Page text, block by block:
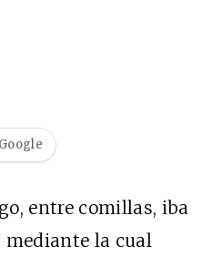
entre comillas, iba
mediante la cual